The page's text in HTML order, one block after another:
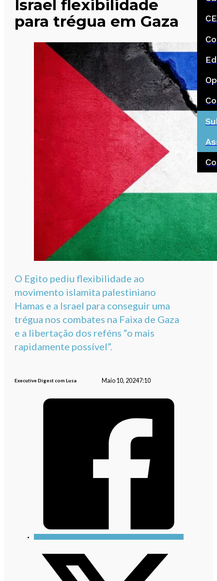
Israel flexibilidade
para trégua em Gaza
O Egito pediu flexibilidade ao
movimento islamita palestiniano
Hamas e a Israel para conseguir uma
trégua nos combates na Faixa de Gaza
e a libertação dos reféns “o mais
rapidamente possível”.
Executive Digest com Lusa Maio 10, 20247:10